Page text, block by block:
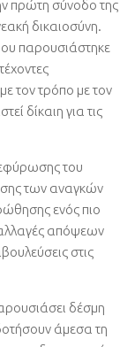
πρώτη σύνοδο της
δικαιοσύνη.
παρουσιάστηκε
τον τρόπο με τον
δίκαιη για τις
του
των αναγκών
ενός πιο
απόψεων
στις
δέσμη
άμεσα τη